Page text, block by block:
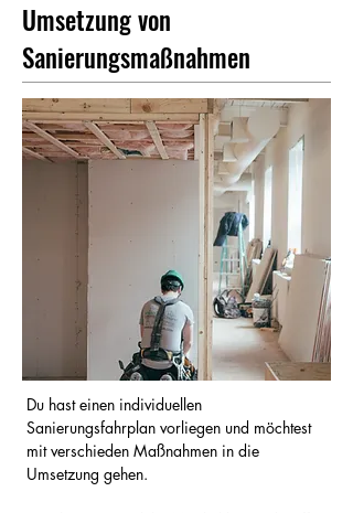
Umsetzung von
Sanierungsmaßnahmen
Du hast einen individuellen
Sanierungsfahrplan vorliegen und möchtest
mit verschieden Maßnahmen in die
Umsetzung gehen.